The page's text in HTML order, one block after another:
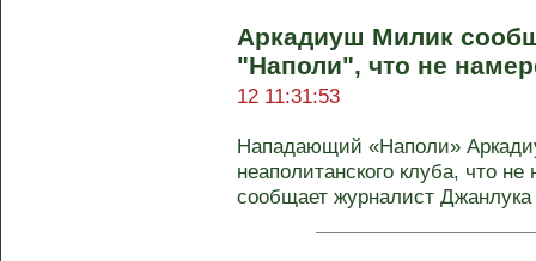
Аркадиуш Милик
"Наполи", что не
12 11:31:53
Нападающий «Наполи»
неаполитанского клуба, что
сообщает журналист